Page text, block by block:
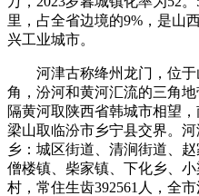
里，占全省边境的9%，是山
兴工业城市。
河津古称绛州龙门，位于
角，汾河和黄河汇流的三角
隔黄河取陕西省韩城市相望
梁山取临汾市乡宁县交界。
乡：城区街道、清涧街道、
僧楼镇、柴家镇、下化乡、
村，常住生齿392561人，全